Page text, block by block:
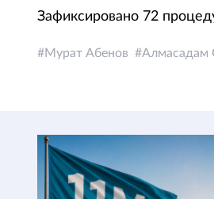
Зафиксировано 72
Мурат Абенов Алмасадам